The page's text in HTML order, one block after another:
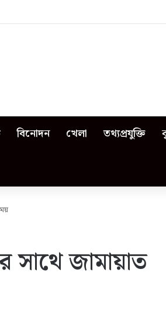
বিনোদন খেলা তথ্যপ্রযুক্তি
সাথে জামায়াত